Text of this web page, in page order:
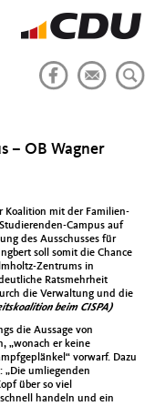
– OB Wagner
Koalition mit der Familien-
Campus auf
des Ausschusses für
soll somit die Chance
Zentrums in
Ratsmehrheit
die Verwaltung und die
beim CISPA)
die Aussage von
„wonach er keine
vorwarf. Dazu
„Die umliegenden
über so viel
handeln und ein